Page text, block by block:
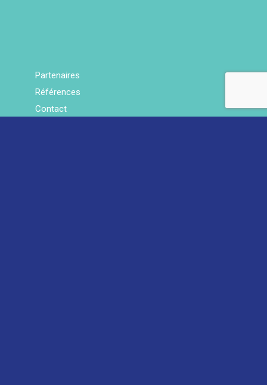
Partenaires
Références
Contact